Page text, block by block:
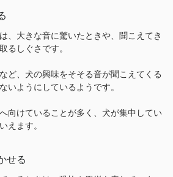
、大きな音に驚いたときや、聞こえてき
るしぐさです。
ど、犬の興味をそそる音が聞こえてくる
いようにしているようです。
向けていることが多く、犬が集中してい
えます。
せる